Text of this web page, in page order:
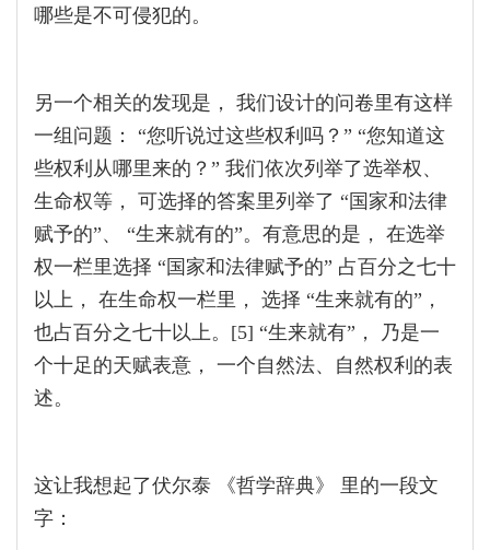
哪些是不可侵犯的。
另一个相关的发现是， 我们设计的问卷里有这样
一组问题： “您听说过这些权利吗？” “您知道这
些权利从哪里来的？” 我们依次列举了选举权、
生命权等， 可选择的答案里列举了 “国家和法律
赋予的”、 “生来就有的”。有意思的是， 在选举
权一栏里选择 “国家和法律赋予的” 占百分之七十
以上， 在生命权一栏里， 选择 “生来就有的”，
也占百分之七十以上。[5] “生来就有”， 乃是一
个十足的天赋表意， 一个自然法、自然权利的表
述。
这让我想起了伏尔泰 《哲学辞典》 里的一段文
字：